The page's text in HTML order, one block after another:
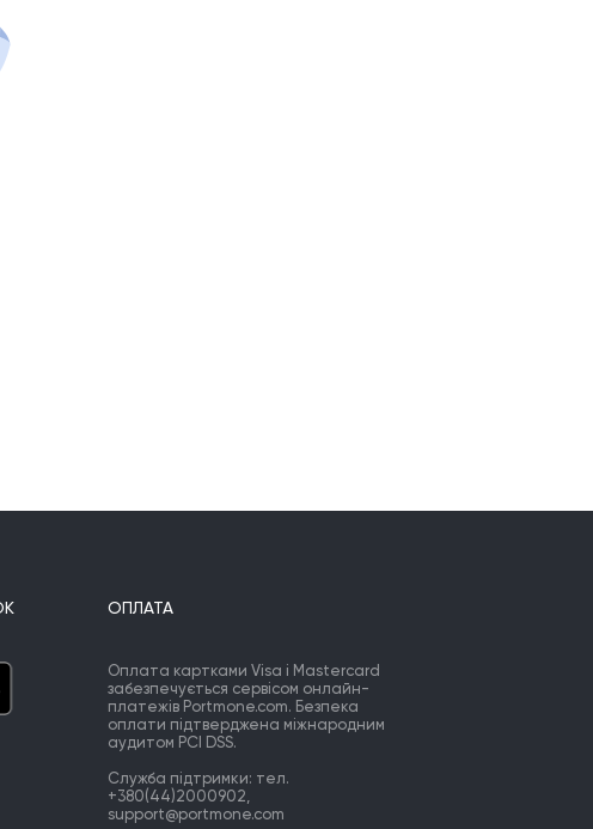
ОПЛАТА
Оплата картками Visa і Mastercard
забезпечується сервісом онлайн-
платежів Portmone.com. Безпека
оплати підтверджена міжнародним
аудитом PCI DSS.
Служба підтримки: тел.
+380(44)2000902,
support@portmone.com